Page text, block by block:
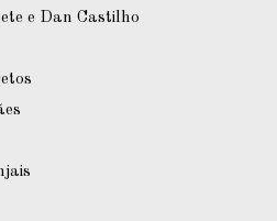
e Dan Castilho